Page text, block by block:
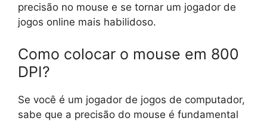
precisão no mouse e se tornar um jogador de
jogos online mais habilidoso.
Como colocar o mouse em 800
DPI?
Se você é um jogador de jogos de computador,
sabe que a precisão do mouse é fundamental